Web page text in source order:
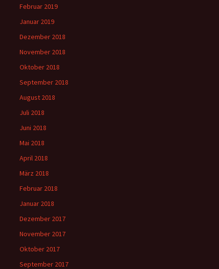
Februar 2019
Januar 2019
Dezember 2018
November 2018
Oktober 2018
September 2018
August 2018
Juli 2018
Juni 2018
Mai 2018
April 2018
März 2018
Februar 2018
Januar 2018
Dezember 2017
November 2017
Oktober 2017
September 2017